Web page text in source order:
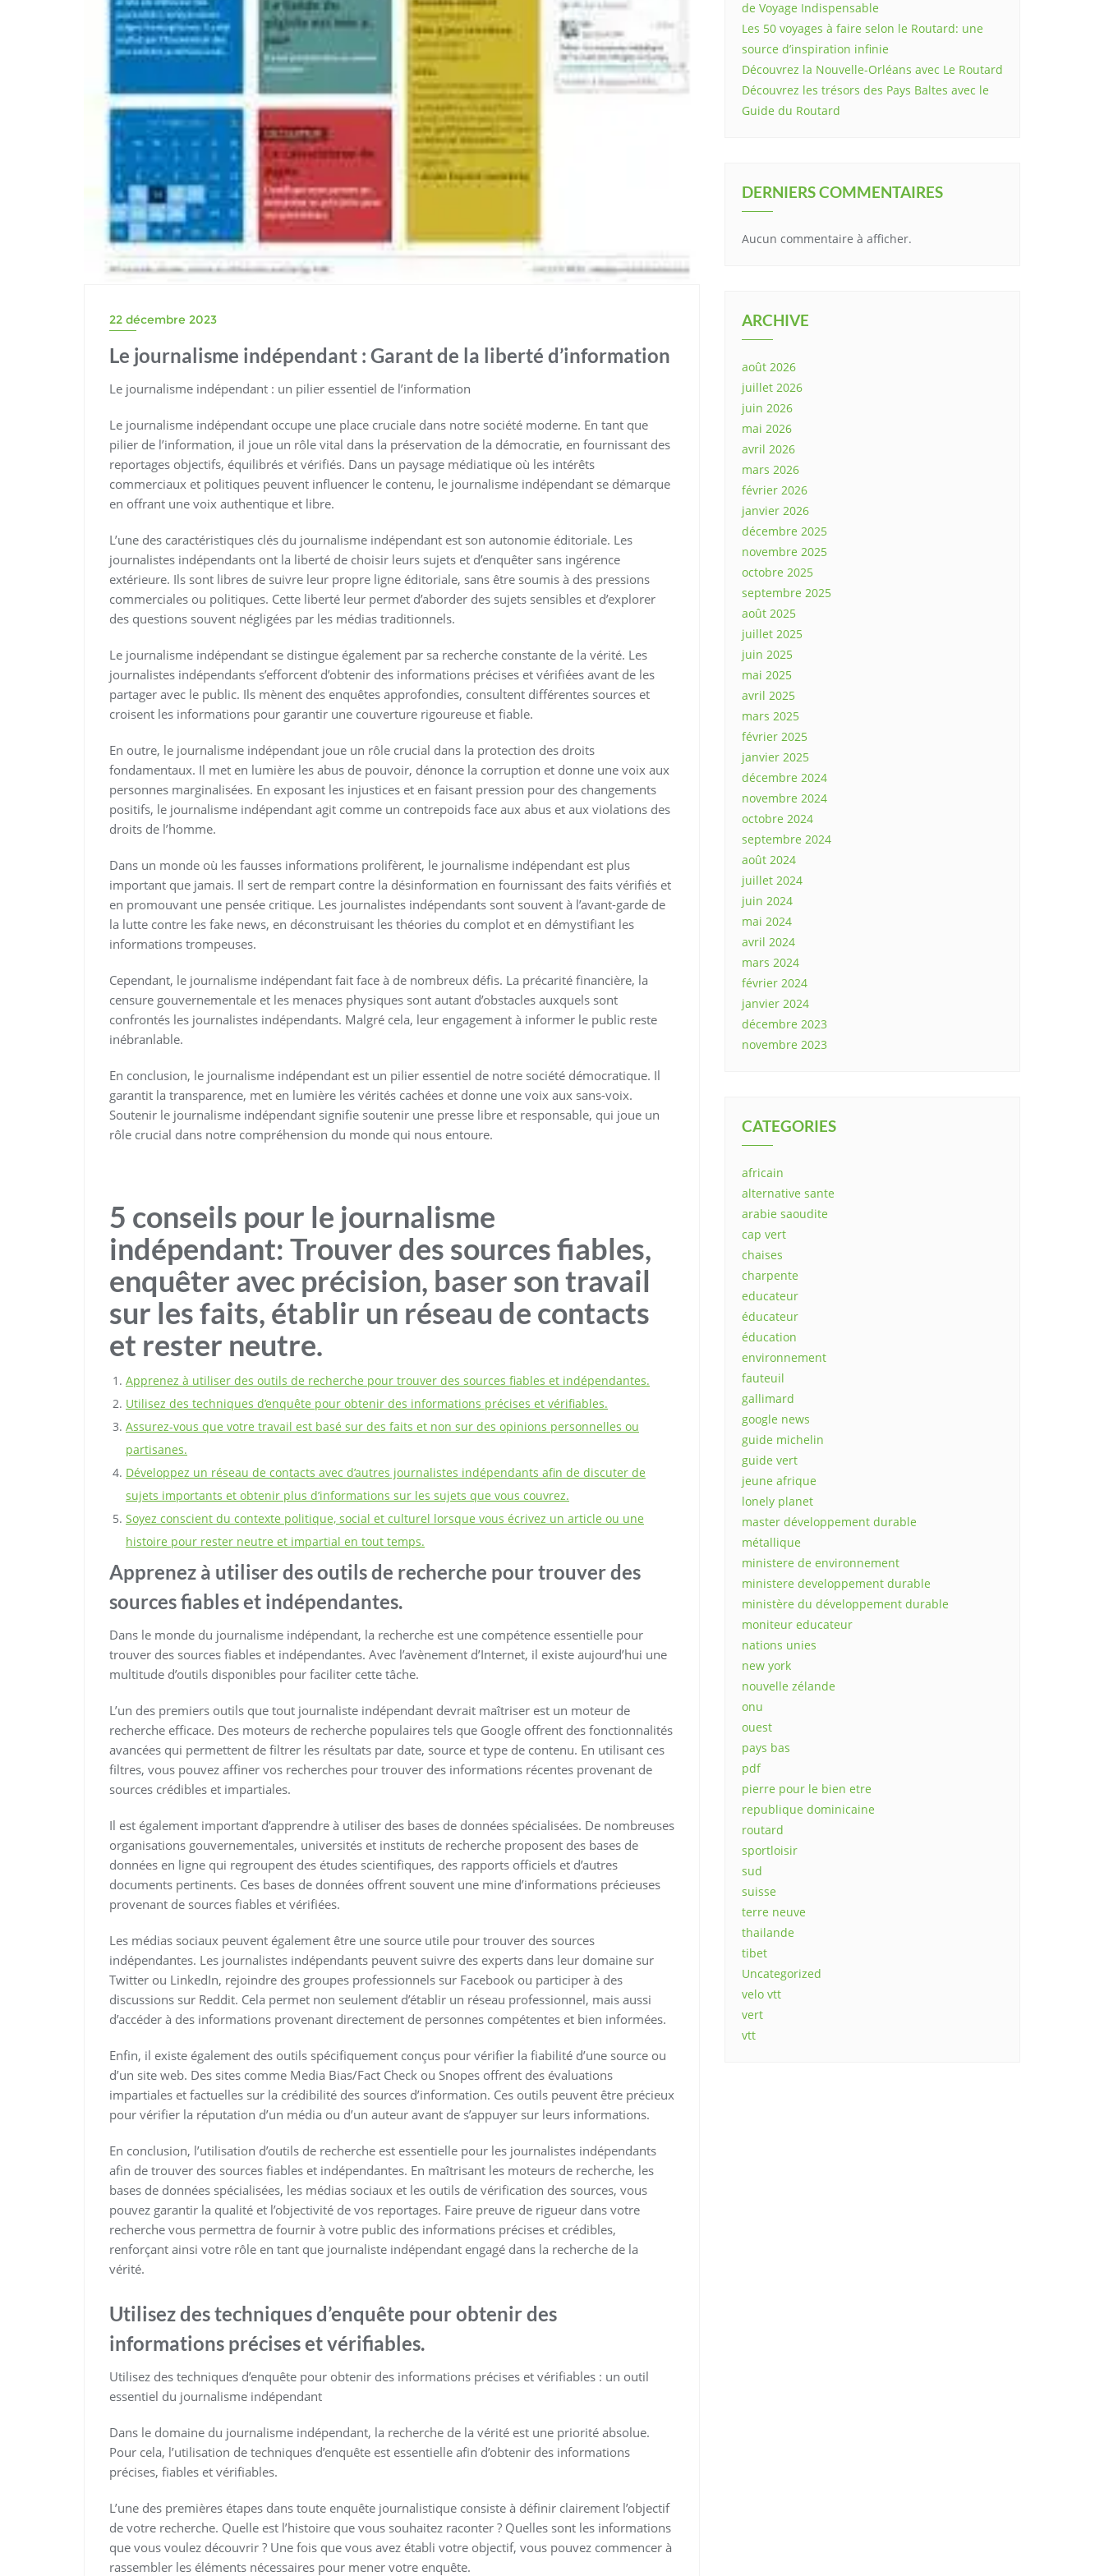
22 décembre 2023
Le journalisme indépendant : Garant de la liberté d’information
Le journalisme indépendant : un pilier essentiel de l’information
Le journalisme indépendant occupe une place cruciale dans notre société moderne. En tant que
pilier de l’information, il joue un rôle vital dans la préservation de la démocratie, en fournissant des
reportages objectifs, équilibrés et vérifiés. Dans un paysage médiatique où les intérêts
commerciaux et politiques peuvent influencer le contenu, le journalisme indépendant se démarque
en offrant une voix authentique et libre.
L’une des caractéristiques clés du journalisme indépendant est son autonomie éditoriale. Les
journalistes indépendants ont la liberté de choisir leurs sujets et d’enquêter sans ingérence
extérieure. Ils sont libres de suivre leur propre ligne éditoriale, sans être soumis à des pressions
commerciales ou politiques. Cette liberté leur permet d’aborder des sujets sensibles et d’explorer
des questions souvent négligées par les médias traditionnels.
Le journalisme indépendant se distingue également par sa recherche constante de la vérité. Les
journalistes indépendants s’efforcent d’obtenir des informations précises et vérifiées avant de les
partager avec le public. Ils mènent des enquêtes approfondies, consultent différentes sources et
croisent les informations pour garantir une couverture rigoureuse et fiable.
En outre, le journalisme indépendant joue un rôle crucial dans la protection des droits
fondamentaux. Il met en lumière les abus de pouvoir, dénonce la corruption et donne une voix aux
personnes marginalisées. En exposant les injustices et en faisant pression pour des changements
positifs, le journalisme indépendant agit comme un contrepoids face aux abus et aux violations des
droits de l’homme.
Dans un monde où les fausses informations prolifèrent, le journalisme indépendant est plus
important que jamais. Il sert de rempart contre la désinformation en fournissant des faits vérifiés et
en promouvant une pensée critique. Les journalistes indépendants sont souvent à l’avant-garde de
la lutte contre les fake news, en déconstruisant les théories du complot et en démystifiant les
informations trompeuses.
Cependant, le journalisme indépendant fait face à de nombreux défis. La précarité financière, la
censure gouvernementale et les menaces physiques sont autant d’obstacles auxquels sont
confrontés les journalistes indépendants. Malgré cela, leur engagement à informer le public reste
inébranlable.
En conclusion, le journalisme indépendant est un pilier essentiel de notre société démocratique. Il
garantit la transparence, met en lumière les vérités cachées et donne une voix aux sans-voix.
Soutenir le journalisme indépendant signifie soutenir une presse libre et responsable, qui joue un
rôle crucial dans notre compréhension du monde qui nous entoure.
5 conseils pour le journalisme
indépendant: Trouver des sources fiables,
enquêter avec précision, baser son travail
sur les faits, établir un réseau de contacts
et rester neutre.
Apprenez à utiliser des outils de recherche pour trouver des sources fiables et indépendantes.
Utilisez des techniques d’enquête pour obtenir des informations précises et vérifiables.
Assurez-vous que votre travail est basé sur des faits et non sur des opinions personnelles ou
partisanes.
Développez un réseau de contacts avec d’autres journalistes indépendants afin de discuter de
sujets importants et obtenir plus d’informations sur les sujets que vous couvrez.
Soyez conscient du contexte politique, social et culturel lorsque vous écrivez un article ou une
histoire pour rester neutre et impartial en tout temps.
Apprenez à utiliser des outils de recherche pour trouver des
sources fiables et indépendantes.
Dans le monde du journalisme indépendant, la recherche est une compétence essentielle pour
trouver des sources fiables et indépendantes. Avec l’avènement d’Internet, il existe aujourd’hui une
multitude d’outils disponibles pour faciliter cette tâche.
L’un des premiers outils que tout journaliste indépendant devrait maîtriser est un moteur de
recherche efficace. Des moteurs de recherche populaires tels que Google offrent des fonctionnalités
avancées qui permettent de filtrer les résultats par date, source et type de contenu. En utilisant ces
filtres, vous pouvez affiner vos recherches pour trouver des informations récentes provenant de
sources crédibles et impartiales.
Il est également important d’apprendre à utiliser des bases de données spécialisées. De nombreuses
organisations gouvernementales, universités et instituts de recherche proposent des bases de
données en ligne qui regroupent des études scientifiques, des rapports officiels et d’autres
documents pertinents. Ces bases de données offrent souvent une mine d’informations précieuses
provenant de sources fiables et vérifiées.
Les médias sociaux peuvent également être une source utile pour trouver des sources
indépendantes. Les journalistes indépendants peuvent suivre des experts dans leur domaine sur
Twitter ou LinkedIn, rejoindre des groupes professionnels sur Facebook ou participer à des
discussions sur Reddit. Cela permet non seulement d’établir un réseau professionnel, mais aussi
d’accéder à des informations provenant directement de personnes compétentes et bien informées.
Enfin, il existe également des outils spécifiquement conçus pour vérifier la fiabilité d’une source ou
d’un site web. Des sites comme Media Bias/Fact Check ou Snopes offrent des évaluations
impartiales et factuelles sur la crédibilité des sources d’information. Ces outils peuvent être précieux
pour vérifier la réputation d’un média ou d’un auteur avant de s’appuyer sur leurs informations.
En conclusion, l’utilisation d’outils de recherche est essentielle pour les journalistes indépendants
afin de trouver des sources fiables et indépendantes. En maîtrisant les moteurs de recherche, les
bases de données spécialisées, les médias sociaux et les outils de vérification des sources, vous
pouvez garantir la qualité et l’objectivité de vos reportages. Faire preuve de rigueur dans votre
recherche vous permettra de fournir à votre public des informations précises et crédibles,
renforçant ainsi votre rôle en tant que journaliste indépendant engagé dans la recherche de la
vérité.
Utilisez des techniques d’enquête pour obtenir des
informations précises et vérifiables.
Utilisez des techniques d’enquête pour obtenir des informations précises et vérifiables : un outil
essentiel du journalisme indépendant
Dans le domaine du journalisme indépendant, la recherche de la vérité est une priorité absolue.
Pour cela, l’utilisation de techniques d’enquête est essentielle afin d’obtenir des informations
précises, fiables et vérifiables.
L’une des premières étapes dans toute enquête journalistique consiste à définir clairement l’objectif
de votre recherche. Quelle est l’histoire que vous souhaitez raconter ? Quelles sont les informations
que vous voulez découvrir ? Une fois que vous avez établi votre objectif, vous pouvez commencer à
rassembler les éléments nécessaires pour mener votre enquête.
de Voyage Indispensable
Les 50 voyages à faire selon le Routard: une
source d’inspiration infinie
Découvrez la Nouvelle-Orléans avec Le Routard
Découvrez les trésors des Pays Baltes avec le
Guide du Routard
DERNIERS COMMENTAIRES
Aucun commentaire à afficher.
ARCHIVE
août 2026
juillet 2026
juin 2026
mai 2026
avril 2026
mars 2026
février 2026
janvier 2026
décembre 2025
novembre 2025
octobre 2025
septembre 2025
août 2025
juillet 2025
juin 2025
mai 2025
avril 2025
mars 2025
février 2025
janvier 2025
décembre 2024
novembre 2024
octobre 2024
septembre 2024
août 2024
juillet 2024
juin 2024
mai 2024
avril 2024
mars 2024
février 2024
janvier 2024
décembre 2023
novembre 2023
CATEGORIES
africain
alternative sante
arabie saoudite
cap vert
chaises
charpente
educateur
éducateur
éducation
environnement
fauteuil
gallimard
google news
guide michelin
guide vert
jeune afrique
lonely planet
master développement durable
métallique
ministere de environnement
ministere developpement durable
ministère du développement durable
moniteur educateur
nations unies
new york
nouvelle zélande
onu
ouest
pays bas
pdf
pierre pour le bien etre
republique dominicaine
routard
sportloisir
sud
suisse
terre neuve
thailande
tibet
Uncategorized
velo vtt
vert
vtt